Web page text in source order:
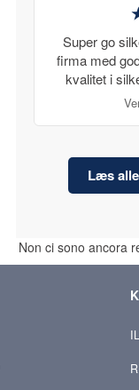
Super go
firma med
kvalitet i
Læs
Non ci sono ancora